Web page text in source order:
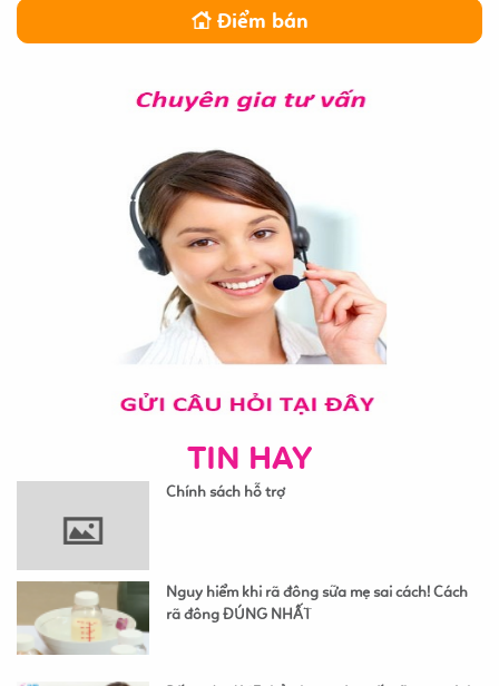
Điểm bán
TIN HAY
Chính sách hỗ trợ
Nguy hiểm khi rã đông sữa mẹ sai cách! Cách
rã đông ĐÚNG NHẤT